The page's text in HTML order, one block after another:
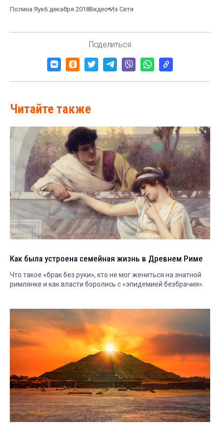
Полина Яук6 декабря 2018Видео Из Сети
Поделиться
Читайте также
Как была устроена семейная жизнь в Древнем Риме
Что такое «брак без руки», кто не мог жениться на знатной
римлянке и как власти боролись с «эпидемией безбрачия».